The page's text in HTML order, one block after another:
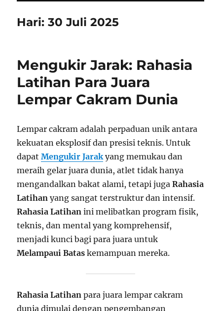
Hari:30 Juli 2025
Mengukir Jarak: Rahasia
Latihan Para Juara
Lempar Cakram Dunia
Lempar cakram adalah perpaduan unik antara
kekuatan eksplosif dan presisi teknis. Untuk
dapatMengukir Jarakyang memukau dan
meraih gelar juara dunia, atlet tidak hanya
mengandalkan bakat alami, tetapi jugaRahasia
Latihan yang sangat terstruktur dan intensif.
Rahasia Latihan ini melibatkan program fisik,
teknis, dan mental yang komprehensif,
menjadi kunci bagi para juara untuk
Melampaui Batas kemampuan mereka.
Rahasia Latihan para juara lempar cakram
dunia dimulai dengan pengembangan